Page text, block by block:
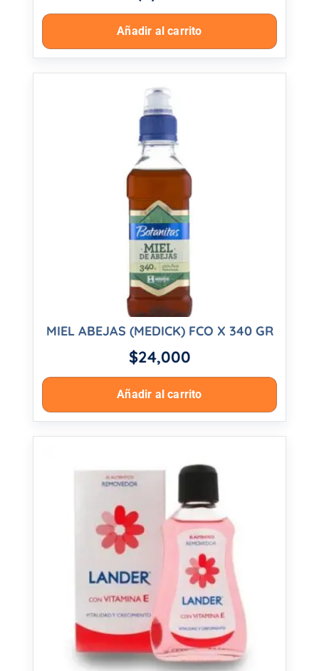
Añadir al carrito
MIEL ABEJAS (MEDICK) FCO X 340 GR
$24,000
Añadir al carrito